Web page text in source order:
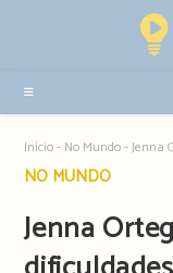
sidebar
Início- No Mundo-Jenna
Post
NO MUNDO
Jenna